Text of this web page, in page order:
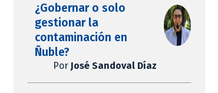
¿Gobernar o solo
gestionar la
contaminación en
Ñuble?
Por José Sandoval Díaz